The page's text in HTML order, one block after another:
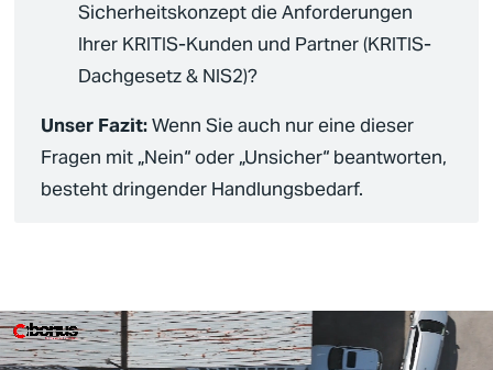
Sicherheitskonzeptdie Anforderungen
Ihrer KRITIS-Kunden und Partner (KRITIS-
Dachgesetz& NIS2)?
Unser Fazit:Wenn Sie auch nur eine dieser
Fragen mit „Nein“ oder „Unsicher“ beantworten,
besteht dringender Handlungsbedarf.